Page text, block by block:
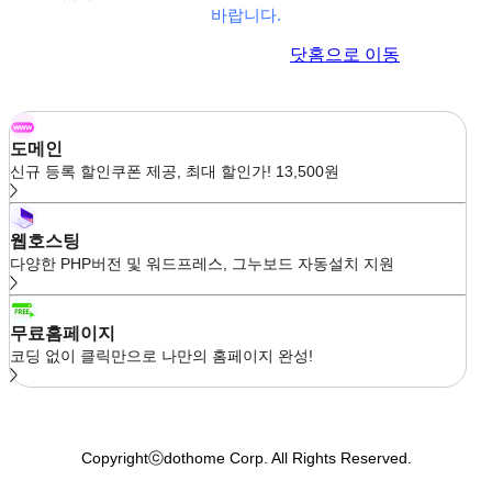
바랍니다.
닷홈으로 이동
도메인
신규 등록 할인쿠폰 제공, 최대 할인가! 13,500원
웹호스팅
다양한 PHP버전 및 워드프레스, 그누보드 자동설치 지원
무료홈페이지
코딩 없이 클릭만으로 나만의 홈페이지 완성!
Copyrightⓒdothome Corp. All Rights Reserved.